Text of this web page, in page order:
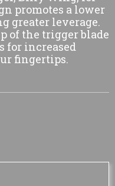
promotes a lower
greater leverage.
of the trigger blade
for increased
fingertips.